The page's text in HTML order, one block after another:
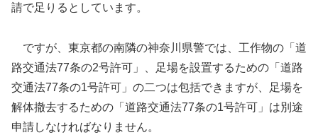
請で足りるとしています。
ですが、東京都の南隣の神奈川県警では、工作物の「道
路交通法77条の2号許可」、足場を設置するための「道路
交通法77条の1号許可」の二つは包括できますが、足場を
解体撤去するための「道路交通法77条の1号許可」は別途
申請しなければなりません。